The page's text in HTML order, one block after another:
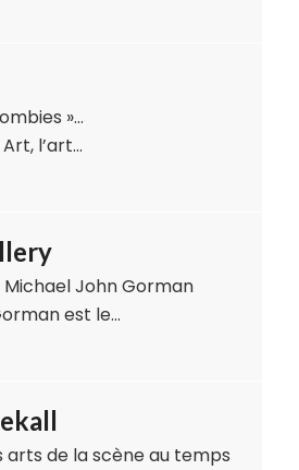
»…
l’art…
John Gorman
est le…
arts de la scène au temps